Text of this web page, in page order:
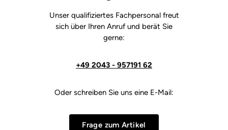
Unser qualifiziertes Fachpersonal freut
sich über Ihren Anruf und berät Sie
gerne:
+49 2043 - 957191 62
Oder schreiben Sie uns eine E-Mail:
Frage zum Artikel